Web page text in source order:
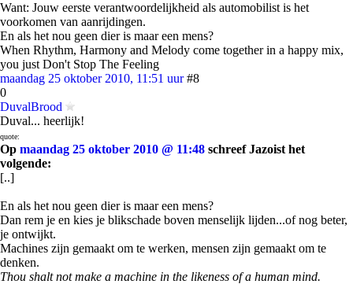
Want: Jouw eerste verantwoordelijkheid als automobilist is het
voorkomen van aanrijdingen.
En als het nou geen dier is maar een mens?
When Rhythm, Harmony and Melody come together in a happy mix,
you just Don't Stop The Feeling
maandag 25 oktober 2010, 11:51 uur #8
0
DuvalBrood
Duval... heerlijk!
quote:
Op maandag 25 oktober 2010 @ 11:48 schreef Jazoist het
volgende:
[..]
En als het nou geen dier is maar een mens?
Dan rem je en kies je blikschade boven menselijk lijden...of nog beter,
je ontwijkt.
Machines zijn gemaakt om te werken, mensen zijn gemaakt om te
denken.
Thou shalt not make a machine in the likeness of a human mind.